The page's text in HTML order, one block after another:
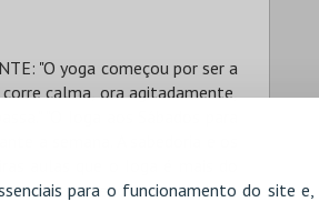
para o funcionamento do site
"O yoga começou por ser a
calma, ora agitadamente,
"O Ioga aos Sábados para
a semana. A sabedoria e os
aulas que o Ioga é mais do
a evoluir no Ioga a